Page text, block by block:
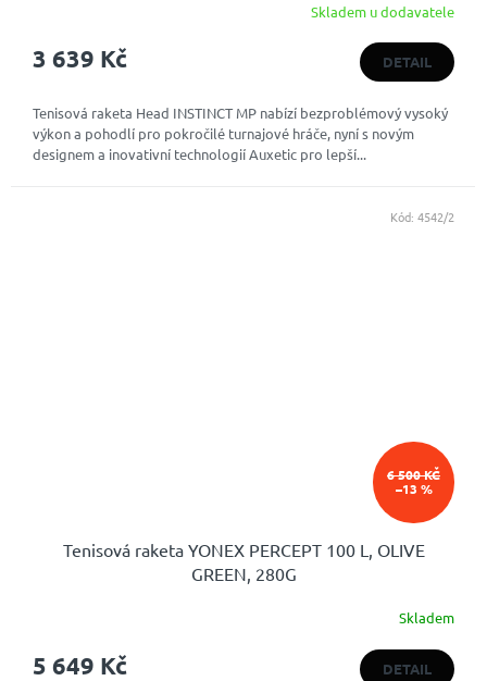
Skladem u dodavatele
3 639 Kč DETAIL
Tenisová raketa Head INSTINCT MP nabízí bezproblémový vysoký
výkon a pohodlí pro pokročilé turnajové hráče, nyní s novým
designem a inovativní technologií Auxetic pro lepší...
6 500 KČ
–13 %
Tenisová raketa YONEX PERCEPT 100 L, OLIVE
GREEN, 280G
Skladem
5 649 Kč DETAIL
Kód: 4542/2